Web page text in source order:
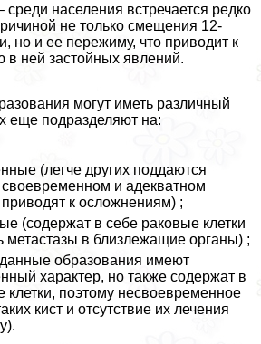
среди населения встречается редко
не только смещения 12-
но и ее пережиму, что приводит к
в ней застойных явлений.
могут иметь различный
еще подразделяют на:
(легче других поддаются
и адекватном
к осложнениям) ;
(содержат в себе paковые клетки
метастазы в близлежащие органы) ;
образования имеют
хаpaктер, но также содержат в
клетки, поэтому несвоевременное
кист и отсутствие их лечения